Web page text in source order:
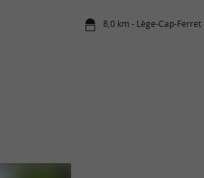
8,0 km - Lège-Cap-Ferret